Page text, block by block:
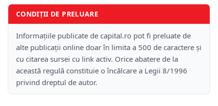
CONDIȚII DE PRELUARE
Informațiile publicate de capital.ro pot fi preluate de
alte publicații online doar în limita a 500 de caractere și
cu citarea sursei cu link activ. Orice abatere de la
această regulă constituie o încălcare a Legii 8/1996
privind dreptul de autor.